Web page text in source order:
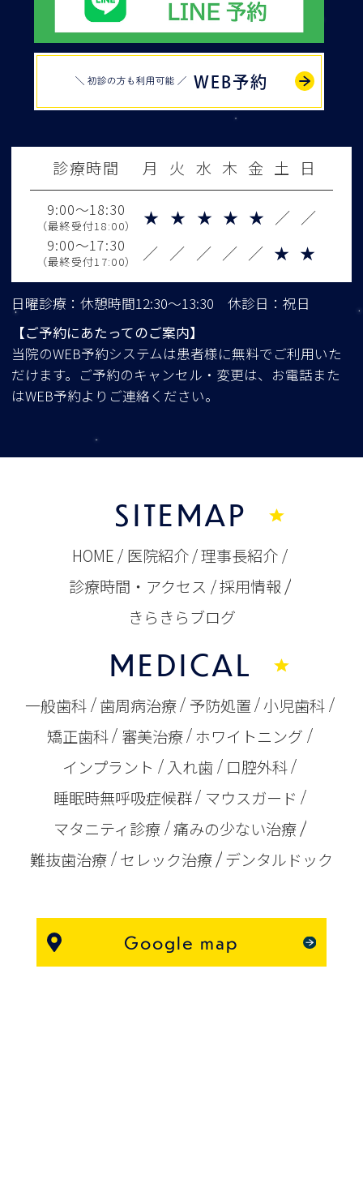
WEB予約
診療時間 月 火 水 木 金 土 日
9:00～18:30
（最終受付18:00） ★ ★ ★ ★ ★ ／ ／
9:00～17:30
（最終受付17:00） ／ ／ ／ ／ ／ ★ ★
日曜診療：休憩時間12:30～13:30 休診日：祝日
【ご予約にあたってのご案内】
当院のWEB予約システムは患者様に無料でご利用いた
だけます。ご予約のキャンセル・変更は、お電話また
はWEB予約よりご連絡ください。
SITEMAP
HOME 医院紹介 理事長紹介
診療時間・アクセス
採用情報
きらきらブログ
MEDICAL
一般歯科 歯周病治療 予防処置 小児歯科
矯正歯科
審美治療
ホワイトニング
インプラント
入れ歯
口腔外科
睡眠時無呼吸症候群
マウスガード
マタニティ診療 痛みの少ない治療
難抜歯治療
セレック治療 デンタルドック
Google map